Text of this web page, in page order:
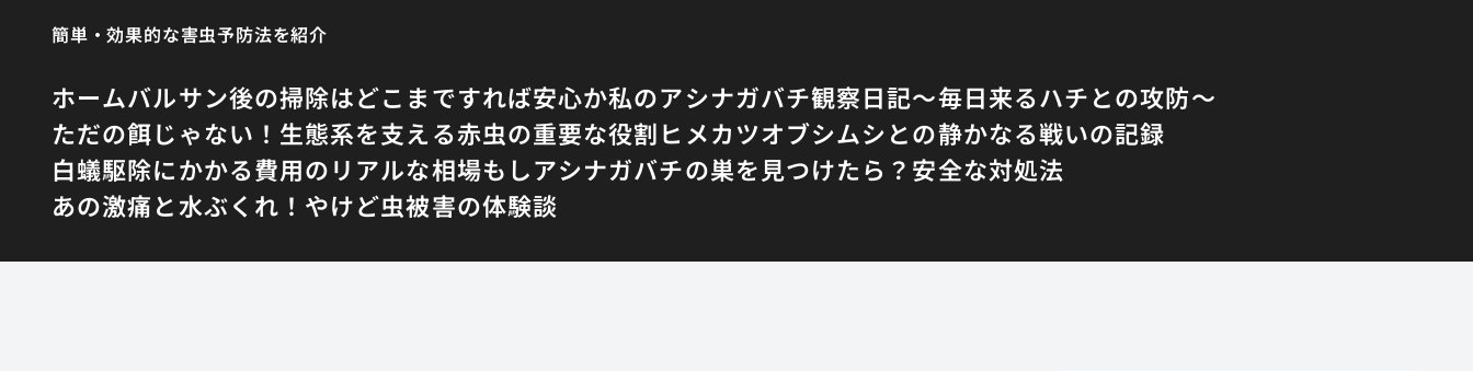
簡単・効果的な害虫予防法を紹介
ホームバルサン後の掃除はどこまですれば安心か私のアシナガバチ観察日記〜毎日来るハチとの攻防〜
ただの餌じゃない！生態系を支える赤虫の重要な役割ヒメカツオブシムシとの静かなる戦いの記録
白蟻駆除にかかる費用のリアルな相場もしアシナガバチの巣を見つけたら？安全な対処法
あの激痛と水ぶくれ！やけど虫被害の体験談